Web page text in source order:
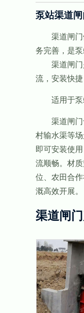
泵站渠道
渠道闸门
务完善，是泵
渠道闸门
流，安装快
适用于泵站
渠道闸门
村输水渠等
即可安装使
流顺畅。材
位、农田合
溉高效开展。
渠道闸